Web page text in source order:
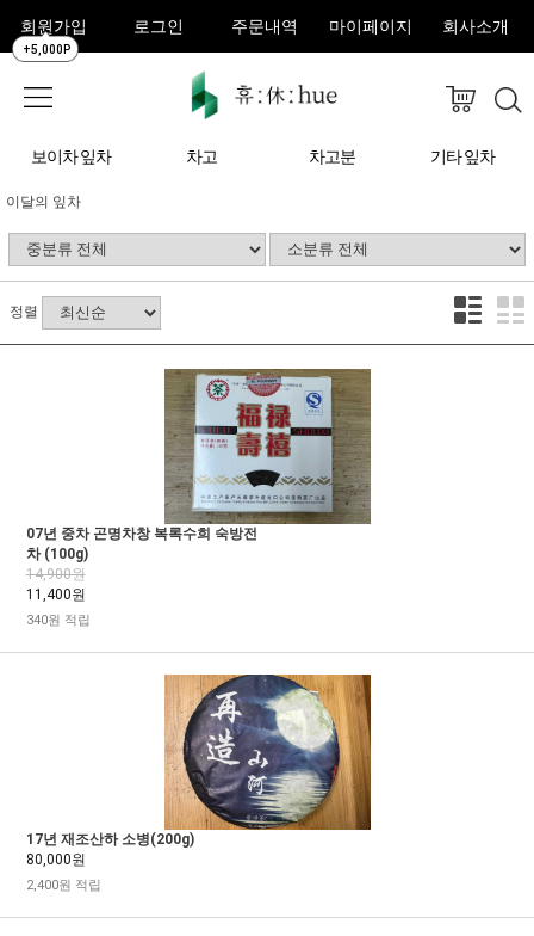
회원가입
+5,000P
로그인 주문내역 마이페이지 회사소개
보이차 잎차 차고 차고분 기타 잎차
이달의 잎차
정렬
07년 중차 곤명차창 복록수희 숙방전
차 (100g)
14,900원
11,400원
340원 적립
17년 재조산하 소병(200g)
80,000원
2,400원 적립